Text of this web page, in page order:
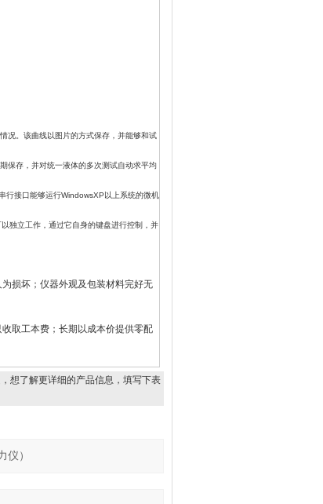
况。该曲线以图片的方式保存，并能够和试
保存，并对统一液体的多次测试自动求平均
行接口能够运行WindowsXP以上系统的微机
独立工作，通过它自身的键盘进行控制，并
损坏；仪器外观及包装材料完好无
取工本费；长期以成本价提供零配
想了解更详细的产品信息，填写下表